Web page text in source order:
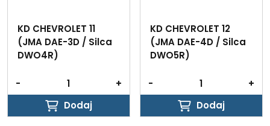
KD CHEVROLET 11
(JMA DAE-3D / Silca
DWO4R)
-
+
Dodaj
Dodaj
KD CHEVROLET 12
(JMA DAE-4D / Silca
DWO5R)
-
+
Dodaj
Dodaj